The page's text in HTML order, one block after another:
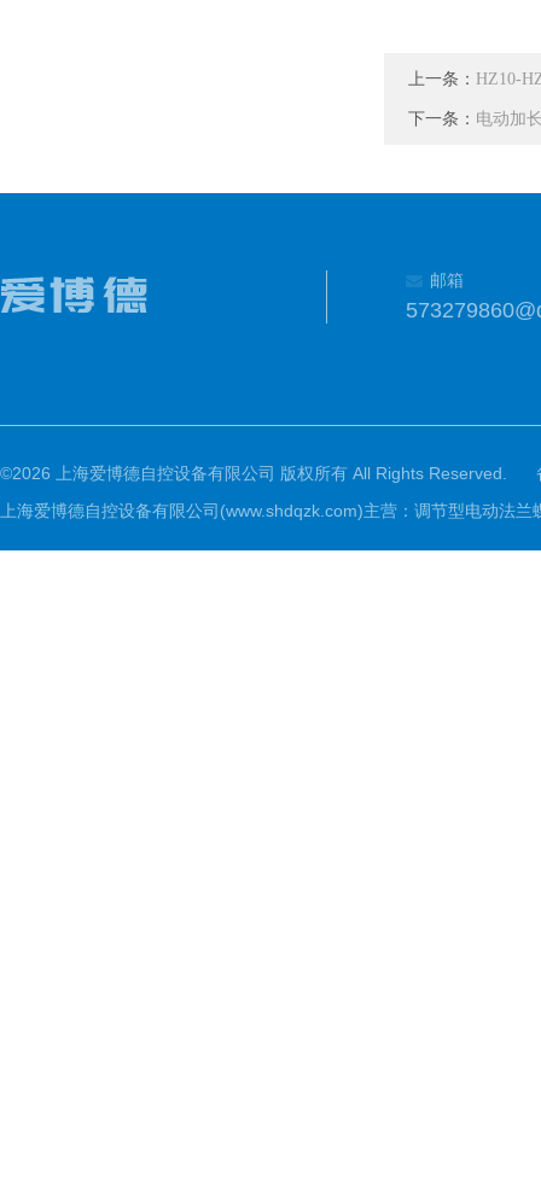
上一条： HZ10-
下一条： 电动加
邮箱
©2026 上海爱博德自控设备有限公司 版权所有 All Rights Reserved.
上海爱博德自控设备有限公司(www.shdqzk.com)主营：调节型电动法